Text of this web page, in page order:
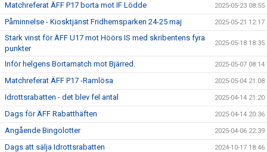
Matchreferat ÄFF P17 borta mot IF Lödde 2025-05-23 08:55
Påminnelse - Kiosktjänst Fridhemsparken 24-25 maj 2025-05-21 12:17
Stark vinst för ÄFF U17 mot Höörs IS med skribentens fyra
punkter
2025-05-18 18:35
Inför helgens Bortamatch mot Bjärred. 2025-05-07 08:14
Matchreferat ÄFF P17 -Ramlösa 2025-05-04 21:08
Idrottsrabatten - det blev fel antal 2025-04-14 21:20
Dags för ÄFF Rabatthäften 2025-04-14 20:36
Angående Bingolotter 2025-04-06 22:39
Dags att sälja Idrottsrabatten 2024-10-17 18:46